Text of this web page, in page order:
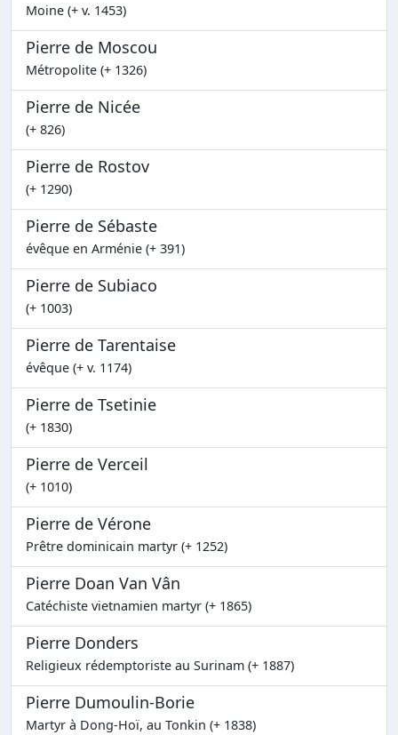
Moine (+ v. 1453)
Pierre de Moscou
Métropolite (+ 1326)
Pierre de Nicée
(+ 826)
Pierre de Rostov
(+ 1290)
Pierre de Sébaste
évêque en Arménie (+ 391)
Pierre de Subiaco
(+ 1003)
Pierre de Tarentaise
évêque (+ v. 1174)
Pierre de Tsetinie
(+ 1830)
Pierre de Verceil
(+ 1010)
Pierre de Vérone
Prêtre dominicain martyr (+ 1252)
Pierre Doan Van Vân
Catéchiste vietnamien martyr (+ 1865)
Pierre Donders
Religieux rédemptoriste au Surinam (+ 1887)
Pierre Dumoulin-Borie
Martyr à Dong-Hoï, au Tonkin (+ 1838)